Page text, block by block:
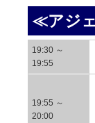
≪アジ
19:30 ～
19:55
19:55 ～
20:00